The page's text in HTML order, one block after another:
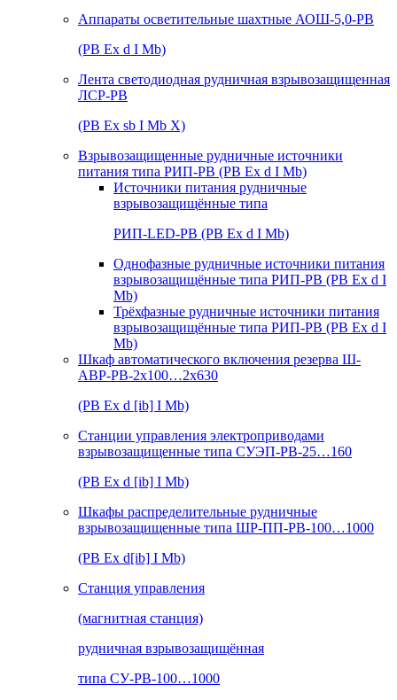
Аппараты осветительные шахтные АОШ-5,0-РВ
(РВ Ex d I Mb)
Лента светодиодная рудничная взрывозащищенная
ЛСР-РВ
(РВ Ex sb I Mb Х)
Взрывозащищенные рудничные источники
питания типа РИП-РВ (РВ Ex d I Mb)
Источники питания рудничные
взрывозащищённые типа
РИП-LED-РВ (РВ Ex d I Mb)
Однофазные рудничные источники питания
взрывозащищённые типа РИП-РВ (РВ Ex d I
Mb)
Трёхфазные рудничные источники питания
взрывозащищённые типа РИП-РВ (РВ Ex d I
Mb)
Шкаф автоматического включения резерва Ш-
АВР-РВ-2х100…2х630
(РВ Ex d [ib] I Mb)
Станции управления электроприводами
взрывозащищенные типа СУЭП-РВ-25…160
(РВ Ex d [ib] I Mb)
Шкафы распределительные рудничные
взрывозащищенные типа ШР-ПП-РВ-100…1000
(РВ Ex d[ib] I Mb)
Станция управления
(магнитная станция)
рудничная взрывозащищённая
типа СУ-РВ-100…1000